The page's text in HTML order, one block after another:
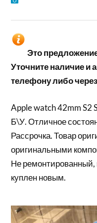
Это
Уточните наличие и
телефону либо
Apple watch 42mm S2
Б\У. Отличное
Рассрочка. Товар
оригинальными
Не
куплен новым.